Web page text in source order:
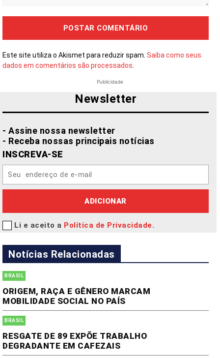
Este site utiliza o Akismet para reduzir spam. Saiba como seus
dados em comentários são processados.
Publicidade
Newsletter
- Assine nossa newsletter
- Receba nossas principais notícias
INSCREVA-SE
ADICIONAR
Li e aceito a Política de Privacidade.
Notícias Relacionadas
BRASIL
ORIGEM, RAÇA E GÊNERO MARCAM
MOBILIDADE SOCIAL NO PAÍS
BRASIL
RESGATE DE 89 EXPÕE TRABALHO
DEGRADANTE EM CAFEZAIS